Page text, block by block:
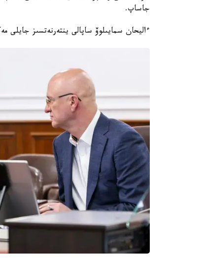
جاساپ.
ءاليحان سمايىلوۆ ساپالى ينتەرنەتسىز جايلى